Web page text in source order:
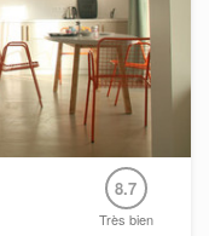
8.7
Très bien